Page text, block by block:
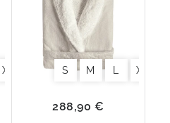
XL S M L XL
288,90 €